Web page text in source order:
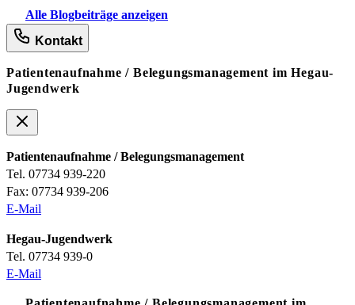
Alle Blogbeiträge anzeigen
Kontakt
Patientenaufnahme / Belegungsmanagement im Hegau-
Jugendwerk
Patientenaufnahme / Belegungsmanagement
Tel. 07734 939-220
Fax: 07734 939-206
E-Mail
Hegau-Jugendwerk
Tel. 07734 939-0
E-Mail